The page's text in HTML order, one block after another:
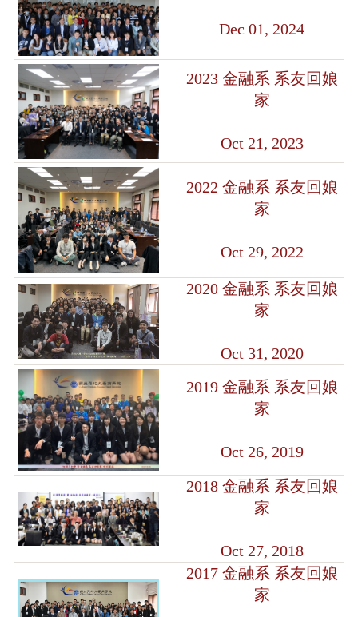
Dec 01, 2024
2023 金融系 系友回娘
家
Oct 21, 2023
2022 金融系 系友回娘
家
Oct 29, 2022
2020 金融系 系友回娘
家
Oct 31, 2020
2019 金融系 系友回娘
家
Oct 26, 2019
2018 金融系 系友回娘
家
Oct 27, 2018
2017 金融系 系友回娘
家